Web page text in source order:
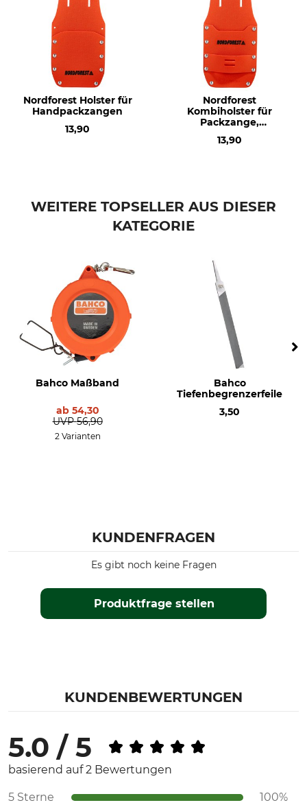
Nordforest Holster für
Handpackzangen
13,90
Nordforest
Kombiholster für
Packzange,
13,90
WEITERE TOPSELLER AUS DIESER
KATEGORIE
Bahco Maßband
ab 54,30
UVP 56,90
2 Varianten
Bahco
Tiefenbegrenzerfeile
3,50
KUNDENFRAGEN
Produktfrage stellen
Es gibt noch keine Fragen
KUNDENBEWERTUNGEN
5.0 / 5
basierend auf 2 Bewertungen
5 Sterne
100%